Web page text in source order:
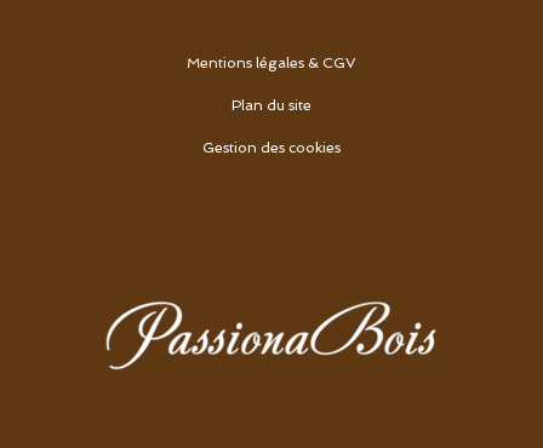
Mentions légales & CGV
Plan du site
Gestion des cookies